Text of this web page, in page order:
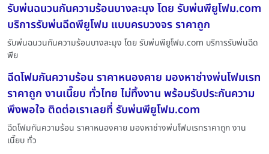
รับพ่นฉนวนกันความร้อนบางละมุง โดย รับพ่นพียูโฟม.com
บริการรับพ่นฉีดพียูโฟม แบบครบวงจร ราคาถูก
รับพ่นฉนวนกันความร้อนบางละมุง โดย รับพ่นพียูโฟม.com บริการรับพ่นฉีด
พีย
ฉีดโฟมกันความร้อน ราคาหนองคาย มองหาช่างพ่นโฟมเรท
ราคาถูก งานเนี๊ยบ ทั่วไทย ไม่ทิ้งงาน พร้อมรับประกันความ
พึงพอใจ ติดต่อเราเลยที่ รับพ่นพียูโฟม.com
ฉีดโฟมกันความร้อน ราคาหนองคาย มองหาช่างพ่นโฟมเรทราคาถูก งาน
เนี๊ยบ ทั่ว